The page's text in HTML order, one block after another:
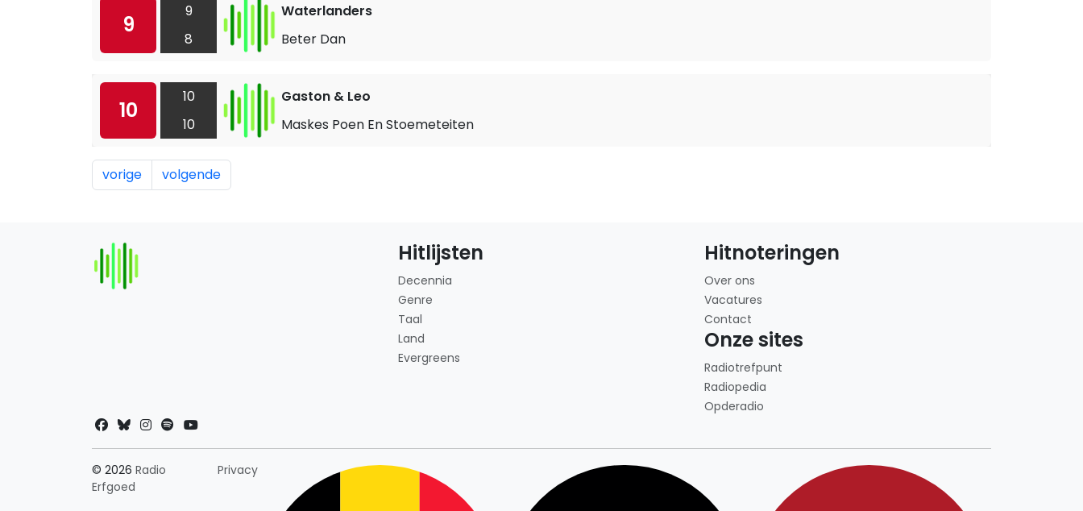
9
9
8
Waterlanders
Beter Dan
10
10
10
Gaston & Leo
Maskes Poen En Stoemeteiten
vorige volgende
Hitlijsten
Decennia
Genre
Taal
Land
Evergreens
Hitnoteringen
Over ons
Vacatures
Contact
Onze sites
Radiotrefpunt
Radiopedia
Opderadio
© 2026 Radio
Erfgoed
PrivacyLandkeuze